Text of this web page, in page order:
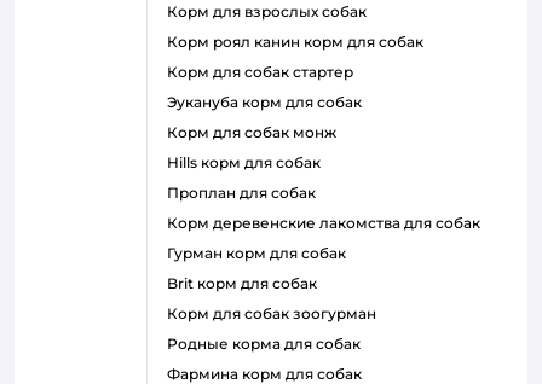
корм для взрослых собак
корм роял канин корм для собак
корм для собак стартер
эукануба корм для собак
корм для собак монж
hills корм для собак
проплан для собак
корм деревенские лакомства для собак
гурман корм для собак
brit корм для собак
корм для собак зоогурман
родные корма для собак
фармина корм для собак